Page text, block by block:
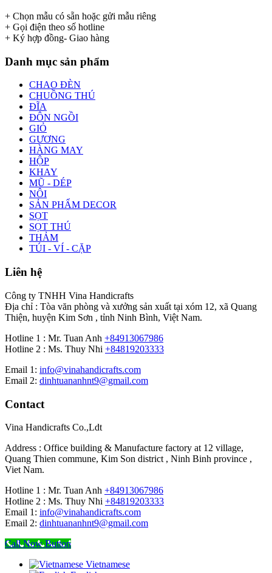
+ Chọn mẫu có sẵn hoặc gửi mẫu riêng
+ Gọi điện theo số hotline
+ Ký hợp đồng- Giao hàng
Danh mục sản phẩm
CHAO ĐÈN
CHUỒNG THÚ
ĐĨA
ĐÔN NGỒI
GIỎ
GƯƠNG
HÀNG MAY
HỘP
KHAY
MŨ - DÉP
NÔI
SẢN PHẨM DECOR
SỌT
SỌT THÚ
THẢM
TÚI - VÍ - CẶP
Liên hệ
Công ty TNHH Vina Handicrafts
Địa chỉ : Tòa văn phòng và xưởng sản xuất tại xóm 12, xã Quang
Thiện, huyện Kim Sơn , tỉnh Ninh Bình, Việt Nam.
Hotline 1 : Mr. Tuan Anh +84913067986
Hotline 2 : Ms. Thuy Nhi +84819203333
Email 1: info@vinahandicrafts.com
Email 2: dinhtuananhnt9@gmail.com
Contact
Vina Handicrafts Co.,Ldt
Address : Office building & Manufacture factory at 12 village,
Quang Thien commune, Kim Son district , Ninh Binh province ,
Viet Nam.
Hotline 1 : Mr. Tuan Anh +84913067986
Hotline 2 : Ms. Thuy Nhi +84819203333
Email 1: info@vinahandicrafts.com
Email 2: dinhtuananhnt9@gmail.com
Call Now Button
Vietnamese